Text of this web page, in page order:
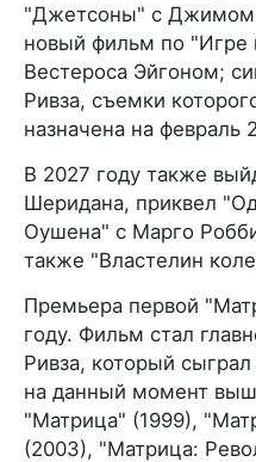
"Джетсоны" с Джимом
новый фильм по "Игре
Вестероса Эйгоном;
Ривза, съемки
назначена на февраль
В 2027 году также
Шеридана, приквел
Оушена" с Марго
также "Властелин
Премьера первой
году. Фильм стал
Ривза, который
на данный момент
"Матрица" (1999),
(2003), "Матрица: